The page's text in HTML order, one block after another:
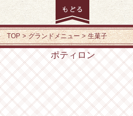
TOP グランドメニュー 生菓子
ポティロン